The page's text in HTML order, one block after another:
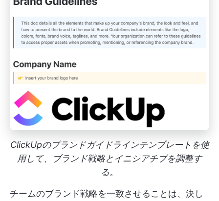
ClickUpのブランドガイドラインテンプレートを使
用して、ブランド戦略とイニシアチブを調整す
る。
チームのブランド戦略を一致させることは、決し